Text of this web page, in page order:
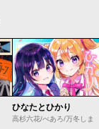
ひなたとひかり
高杉六花/べあろ/万冬しま